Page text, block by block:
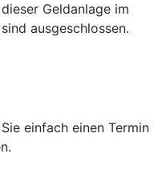
Geldanlage im
ausgeschlossen.
einfach einen Termin